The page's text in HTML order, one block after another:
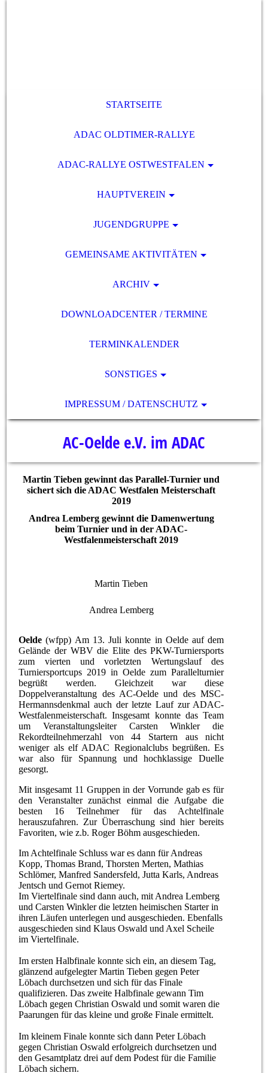
STARTSEITE
ADAC OLDTIMER-RALLYE
ADAC-RALLYE OSTWESTFALEN
HAUPTVEREIN
JUGENDGRUPPE
GEMEINSAME AKTIVITÄTEN
ARCHIV
DOWNLOADCENTER / TERMINE
TERMINKALENDER
SONSTIGES
IMPRESSUM / DATENSCHUTZ
AC-Oelde e.V. im ADAC
Martin Tieben gewinnt das Parallel-Turnier und
sichert sich die ADAC Westfalen Meisterschaft
2019
Andrea Lemberg gewinnt die Damenwertung
beim Turnier und in der ADAC-
Westfalenmeisterschaft 2019
Martin Tieben
Andrea Lemberg
Oelde (wfpp) Am 13. Juli konnte in Oelde auf dem
Gelände der WBV die Elite des PKW-Turniersports
zum vierten und vorletzten Wertungslauf des
Turniersportcups 2019 in Oelde zum Parallelturnier
begrüßt werden. Gleichzeit war diese
Doppelveranstaltung des AC-Oelde und des MSC-
Hermannsdenkmal auch der letzte Lauf zur ADAC-
Westfalenmeisterschaft. Insgesamt konnte das Team
um Veranstaltungsleiter Carsten Winkler die
Rekordteilnehmerzahl von 44 Startern aus nicht
weniger als elf ADAC Regionalclubs begrüßen. Es
war also für Spannung und hochklassige Duelle
gesorgt.
Mit insgesamt 11 Gruppen in der Vorrunde gab es für
den Veranstalter zunächst einmal die Aufgabe die
besten 16 Teilnehmer für das Achtelfinale
herauszufahren. Zur Überraschung sind hier bereits
Favoriten, wie z.b. Roger Böhm ausgeschieden.
Im Achtelfinale Schluss war es dann für Andreas
Kopp, Thomas Brand, Thorsten Merten, Mathias
Schlömer, Manfred Sandersfeld, Jutta Karls, Andreas
Jentsch und Gernot Riemey.
Im Viertelfinale sind dann auch, mit Andrea Lemberg
und Carsten Winkler die letzten heimischen Starter in
ihren Läufen unterlegen und ausgeschieden. Ebenfalls
ausgeschieden sind Klaus Oswald und Axel Scheile
im Viertelfinale.
Im ersten Halbfinale konnte sich ein, an diesem Tag,
glänzend aufgelegter Martin Tieben gegen Peter
Löbach durchsetzen und sich für das Finale
qualifizieren. Das zweite Halbfinale gewann Tim
Löbach gegen Christian Oswald und somit waren die
Paarungen für das kleine und große Finale ermittelt.
Im kleinem Finale konnte sich dann Peter Löbach
gegen Christian Oswald erfolgreich durchsetzen und
den Gesamtplatz drei auf dem Podest für die Familie
Löbach sichern.